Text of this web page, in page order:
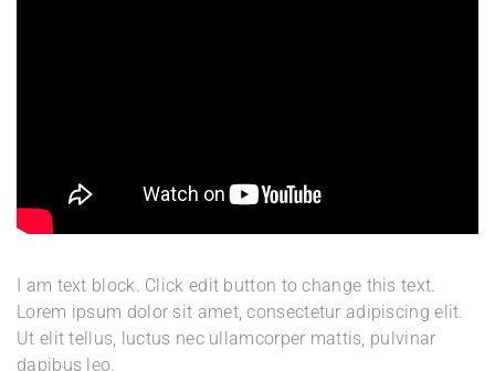
I am text block. Click edit button to change this text.
Lorem ipsum dolor sit amet, consectetur adipiscing elit.
Ut elit tellus, luctus nec ullamcorper mattis, pulvinar
dapibus leo.